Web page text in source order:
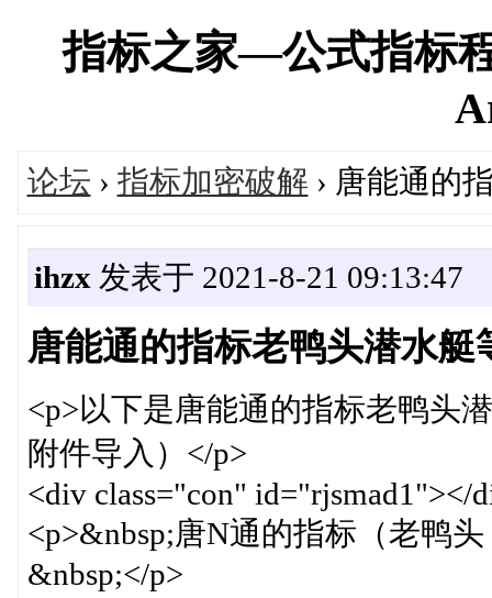
指标之家—公式指标
论坛 › 指标加密破解 › 唐能通的
ihzx 发表于 2021-8-21 09:13:47
唐能通的指标老鸭头潜水艇
<p>以下是唐能通的指标老鸭头
附件导入）</p>
<div class="con" id="rjsmad1"></
<p>&nbsp;唐N通的指标（老鸭
&nbsp;</p>